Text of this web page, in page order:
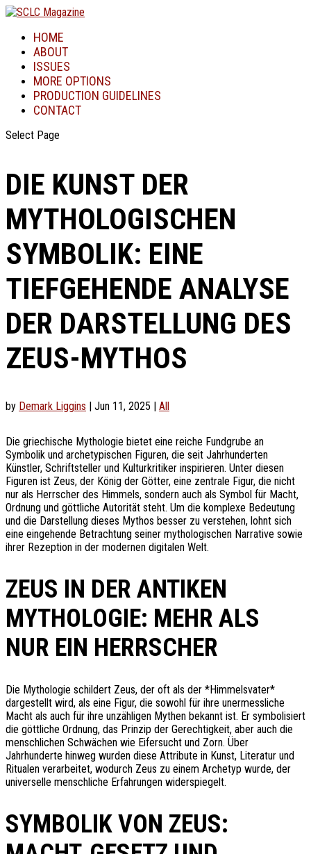
HOME
ABOUT
ISSUES
MORE OPTIONS
PRODUCTION GUIDELINES
CONTACT
Select Page
DIE KUNST DER
MYTHOLOGISCHEN
SYMBOLIK: EINE
TIEFGEHENDE ANALYSE
DER DARSTELLUNG DES
ZEUS-MYTHOS
by Demark Liggins Jun 11, 2025 All
Die griechische Mythologie bietet eine reiche Fundgrube an
Symbolik und archetypischen Figuren, die seit Jahrhunderten
Künstler, Schriftsteller und Kulturkritiker inspirieren. Unter diesen
Figuren ist Zeus, der König der Götter, eine zentrale Figur, die nicht
nur als Herrscher des Himmels, sondern auch als Symbol für Macht,
Ordnung und göttliche Autorität steht. Um die komplexe Bedeutung
und die Darstellung dieses Mythos besser zu verstehen, lohnt sich
eine eingehende Betrachtung seiner mythologischen Narrative sowie
ihrer Rezeption in der modernen digitalen Welt.
ZEUS IN DER ANTIKEN
MYTHOLOGIE: MEHR ALS
NUR EIN HERRSCHER
Die Mythologie schildert Zeus, der oft als der *Himmelsvater*
dargestellt wird, als eine Figur, die sowohl für ihre unermessliche
Macht als auch für ihre unzähligen Mythen bekannt ist. Er symbolisiert
die göttliche Ordnung, das Prinzip der Gerechtigkeit, aber auch die
menschlichen Schwächen wie Eifersucht und Zorn. Über
Jahrhunderte hinweg wurden diese Attribute in Kunst, Literatur und
Ritualen verarbeitet, wodurch Zeus zu einem Archetyp wurde, der
universelle menschliche Erfahrungen widerspiegelt.
SYMBOLIK VON ZEUS: